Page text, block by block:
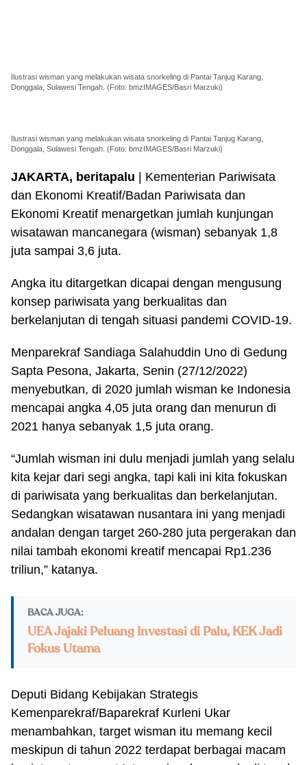
Ilustrasi wisman yang melakukan wisata snorkeling di Pantai Tanjug Karang,
Donggala, Sulawesi Tengah. (Foto: bmzIMAGES/Basri Marzuki)
Ilustrasi wisman yang melakukan wisata snorkeling di Pantai Tanjug Karang,
Donggala, Sulawesi Tengah. (Foto: bmzIMAGES/Basri Marzuki)
JAKARTA, beritapalu | Kementerian Pariwisata
dan Ekonomi Kreatif/Badan Pariwisata dan
Ekonomi Kreatif menargetkan jumlah kunjungan
wisatawan mancanegara (wisman) sebanyak 1,8
juta sampai 3,6 juta.
Angka itu ditargetkan dicapai dengan mengusung
konsep pariwisata yang berkualitas dan
berkelanjutan di tengah situasi pandemi COVID-19.
Menparekraf Sandiaga Salahuddin Uno di Gedung
Sapta Pesona, Jakarta, Senin (27/12/2022)
menyebutkan, di 2020 jumlah wisman ke Indonesia
mencapai angka 4,05 juta orang dan menurun di
2021 hanya sebanyak 1,5 juta orang.
“Jumlah wisman ini dulu menjadi jumlah yang selalu
kita kejar dari segi angka, tapi kali ini kita fokuskan
di pariwisata yang berkualitas dan berkelanjutan.
Sedangkan wisatawan nusantara ini yang menjadi
andalan dengan target 260-280 juta pergerakan dan
nilai tambah ekonomi kreatif mencapai Rp1.236
triliun,” katanya.
BACA JUGA:
UEA Jajaki Peluang Investasi di Palu, KEK Jadi
Fokus Utama
Deputi Bidang Kebijakan Strategis
Kemenparekraf/Baparekraf Kurleni Ukar
menambahkan, target wisman itu memang kecil
meskipun di tahun 2022 terdapat berbagai macam